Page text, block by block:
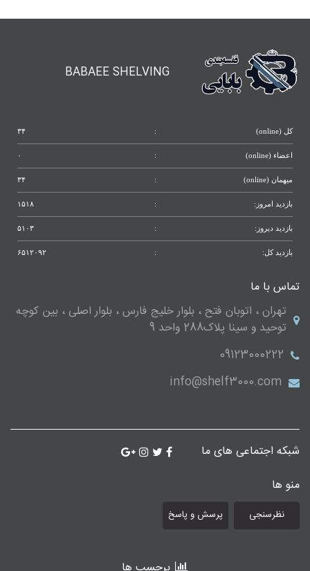
BABAEE SHELVING
کل (online) : ۳۴
اعضاء (online) : ۰
میهمان (online) : ۳۴
بازدید امروز: : ۱۵۱۸
بازدید دیروز: : ۵۱۰۳
بازدید کل: : ۶۵۱۲۰۹۲
تماس با ما
تهران ، اتوبان فتح ، بلوار خلیج فارس ، بلوار اصلی ، بین کوچه
توحید و سینا پلاک288 واحد 9
09123000222
info@shelf3000.com
شبکه اجتماعی های ما
منو ها
نظرسنجی پرسش و پاسخ